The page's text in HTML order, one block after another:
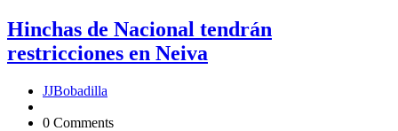
Hinchas de Nacional tendrán
restricciones en Neiva
JJBobadilla
0 Comments